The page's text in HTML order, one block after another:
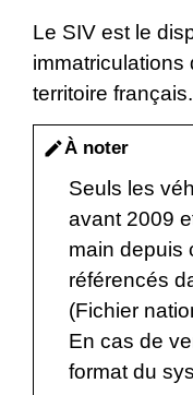
Le SIV est le
immatriculations
territoire français.
editÀ noter
Seuls les
avant 2009
main depuis
référencés
(Fichier
En cas de
format du